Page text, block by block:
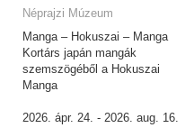
manga „feltalálója” lett volna,
hanem azt vizsgálja, miként
alakult és változott a „manga”
fogalma, használata és
jelentése az elmúlt kétszáz év
Néprajzi Múzeum
Manga – Hokuszai – Manga
Kortárs japán mangák
szemszögéből a Hokuszai
Manga
2026. ápr. 24. - 2026. aug. 16.